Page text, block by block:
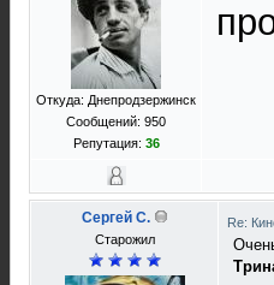
Откуда: Днепродзержинск
Сообщений: 950
Репутация: 36
Сергей C.
Старожил
Re: